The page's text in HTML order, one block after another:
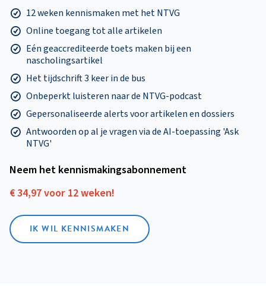
12 weken kennismaken met het NTVG
Online toegang tot alle artikelen
Eén geaccrediteerde toets maken bij een
nascholingsartikel
Het tijdschrift 3 keer in de bus
Onbeperkt luisteren naar de NTVG-podcast
Gepersonaliseerde alerts voor artikelen en dossiers
Antwoorden op al je vragen via de AI-toepassing 'Ask
NTVG'
Neem het kennismakings­abonnement
€ 34,97 voor 12 weken!
IK WIL KENNISMAKEN